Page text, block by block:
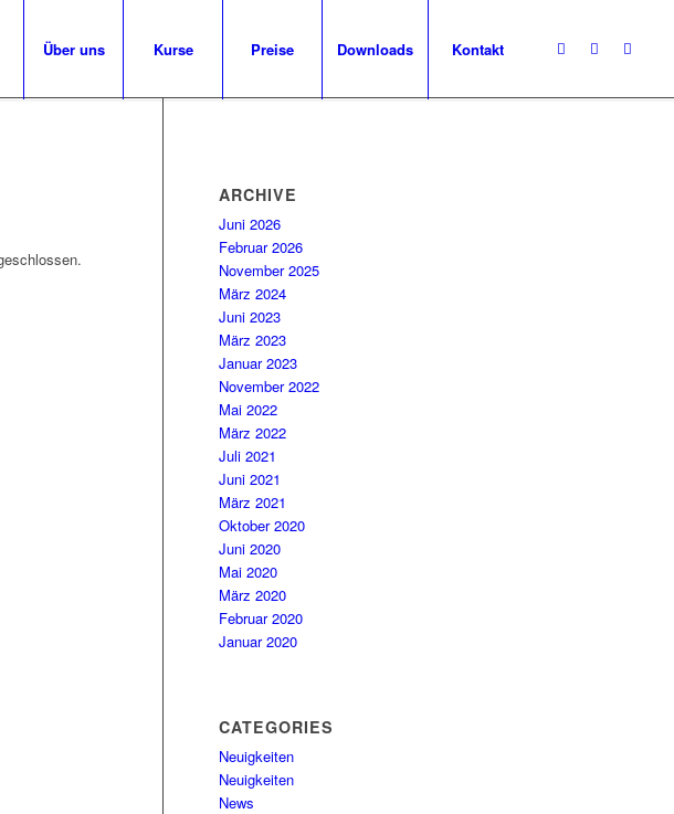
Über uns Kurse Preise Downloads Kontakt
ARCHIVE
Juni 2026
Februar 2026
November 2025
März 2024
Juni 2023
März 2023
Januar 2023
November 2022
Mai 2022
März 2022
Juli 2021
Juni 2021
März 2021
Oktober 2020
Juni 2020
Mai 2020
März 2020
Februar 2020
Januar 2020
CATEGORIES
Neuigkeiten
Neuigkeiten
News